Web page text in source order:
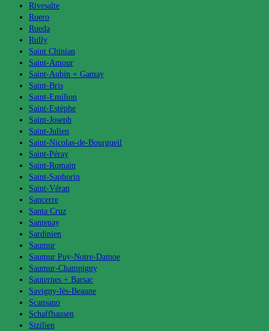
Rivesalte
Roero
Rueda
Rully
Saint Chinian
Saint-Amour
Saint-Aubin + Gamay
Saint-Bris
Saint-Emilion
Saint-Estèphe
Saint-Joseph
Saint-Julien
Saint-Nicolas-de-Bourgueil
Saint-Péray
Saint-Romain
Saint-Saphorin
Saint-Véran
Sancerre
Santa Cruz
Santenay
Sardinien
Saumur
Saumur Puy-Notre-Damoe
Saumur-Champigny
Sauternes + Barsac
Savigny-lès-Beaune
Scansano
Schaffhausen
Sizilien